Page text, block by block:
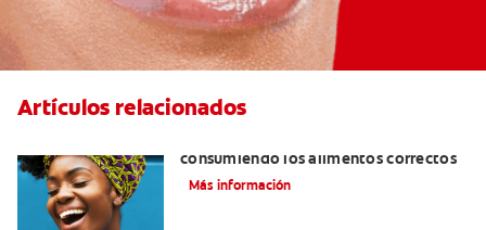
Artículos relacionados
consumiendo los alimentos correctos
Más información